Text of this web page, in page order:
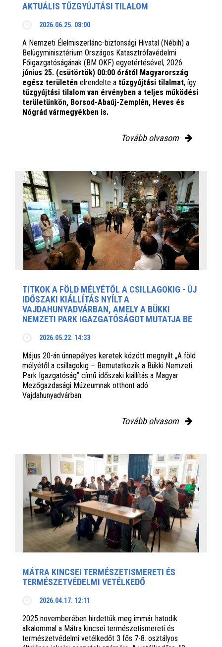
AKTUÁLIS TŰZGYÚJTÁSI TILALOM
2026.06.25. 08:00
A Nemzeti Élelmiszerlánc-biztonsági Hivatal (Nébih) a
Belügyminisztérium Országos Katasztrófavédelmi
Főigazgatóságának (BM OKF) egyetértésével, 2026.
június 25. (csütörtök) 00:00 órától Magyarország
egész területén elrendelte a tűzgyújtási tilalmat, így
tűzgyújtási tilalom van érvényben a teljes működési
területünkön, Borsod-Abaúj-Zemplén, Heves és
Nógrád vármegyékben is.
Tovább olvasom
TITKOK A FÖLD MÉLYÉTŐL A CSILLAGOKIG - ÚJ
IDŐSZAKI KIÁLLÍTÁS NYÍLT A
VAJDAHUNYADVÁRBAN, AMELY A BÜKKI
NEMZETI PARK IGAZGATÓSÁGOT MUTATJA BE
2026.05.22. 14:33
Május 20-án ünnepélyes keretek között megnyílt „A föld
mélyétől a csillagokig – Bemutatkozik a Bükki Nemzeti
Park Igazgatóság” című időszaki kiállítás a Magyar
Mezőgazdasági Múzeumnak otthont adó
Vajdahunyadvárban.
Tovább olvasom
MÁTRA KINCSEI TERMÉSZETISMERETI ÉS
TERMÉSZETVÉDELMI VETÉLKEDŐ
2026.04.17. 12:11
2025 novemberében hirdettük meg immár hatodik
alkalommal a Mátra kincsei természetismereti és
természetvédelmi vetélkedőt 3 fős 7-8. osztályos